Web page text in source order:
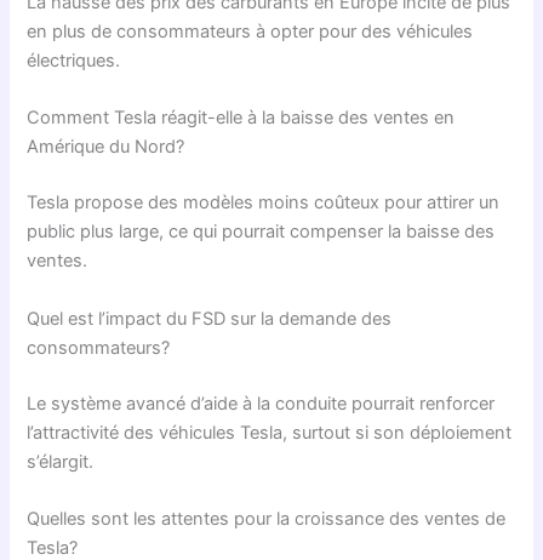
en plus de consommateurs à opter pour des véhicules
électriques.
Comment Tesla réagit-elle à la baisse des ventes en
Amérique du Nord?
Tesla propose des modèles moins coûteux pour attirer un
public plus large, ce qui pourrait compenser la baisse des
ventes.
Quel est l’impact du FSD sur la demande des
consommateurs?
Le système avancé d’aide à la conduite pourrait renforcer
l’attractivité des véhicules Tesla, surtout si son déploiement
s’élargit.
Quelles sont les attentes pour la croissance des ventes de
Tesla?